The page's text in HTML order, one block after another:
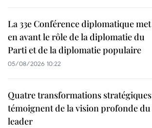
La 33e Conférence diplomatique met
en avant le rôle de la diplomatie du
Parti et de la diplomatie populaire
05/08/2026 10:22
Quatre transformations stratégiques
témoignent de la vision profonde du
leader